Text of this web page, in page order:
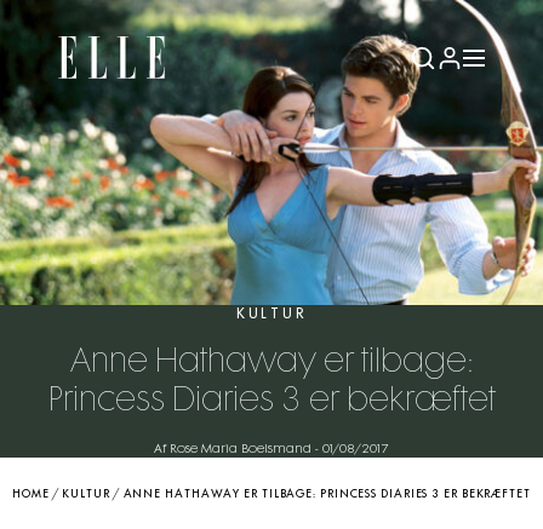
KULTUR
Anne Hathaway er tilbage:
Princess Diaries 3 er bekræftet
Af Rose Maria Boelsmand - 01/08/2017
HOME / KULTUR / ANNE HATHAWAY ER TILBAGE: PRINCESS DIARIES 3 ER BEKRÆFTET